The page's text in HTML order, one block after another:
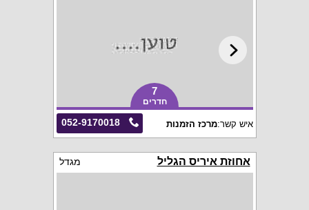
7
חדרים
052-9170018 איש קשר:מרכז הזמנות
אחוזת איריס הגליל מגדל